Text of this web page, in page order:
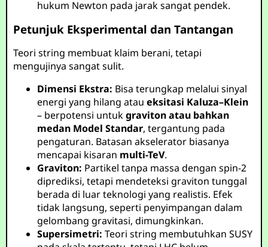
hukum Newton pada jarak sangat pendek.
Petunjuk Eksperimental dan Tantangan
Teori string membuat klaim berani, tetapi
mengujinya sangat sulit.
Dimensi Ekstra: Bisa terungkap melalui sinyal
energi yang hilang ataueksitasi Kaluza–Klein
– berpotensi untukgraviton atau bahkan
medan Model Standar, tergantung pada
pengaturan. Batasan akselerator biasanya
mencapai kisaran multi-TeV.
Graviton: Partikel tanpa massa dengan spin-2
diprediksi, tetapi mendeteksi graviton tunggal
berada di luar teknologi yang realistis. Efek
tidak langsung, seperti penyimpangan dalam
gelombang gravitasi, dimungkinkan.
Supersimetri: Teori string membutuhkan SUSY